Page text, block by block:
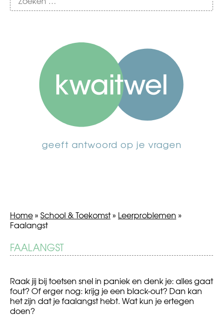
geeft antwoord op je vragen
Home» School & Toekomst» Leerproblemen »
Faalangst
FAALANGST
Raak jij bij toetsen snel in paniek en denk je: alles gaat
fout? Of erger nog: krijg je een black-out? Dan kan
het zijn dat je faalangst hebt. Wat kun je ertegen
doen?
BERICHT
NAVIGATIE
Alcohol
in
verkeer
Pesten
op